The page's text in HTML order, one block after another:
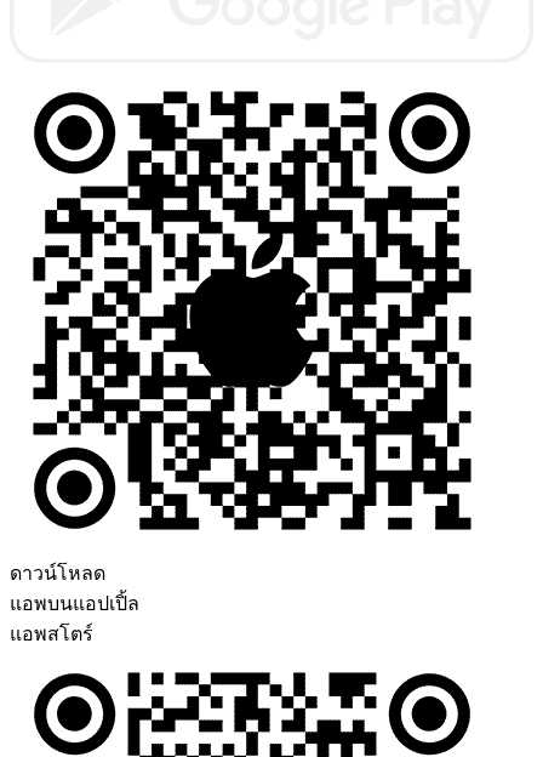
ดาวน์โหลด
แอพบนแอปเปิ้ล
แอพสโตร์